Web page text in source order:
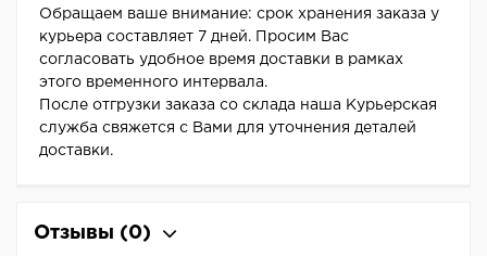
Обращаем ваше внимание: срок хранения заказа у
курьера составляет 7 дней. Просим Вас
согласовать удобное время доставки в рамках
этого временного интервала.
После отгрузки заказа со склада наша Курьерская
служба свяжется с Вами для уточнения деталей
доставки.
Отзывы (0)